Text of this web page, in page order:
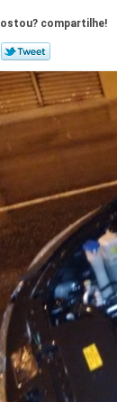
compartilhe!